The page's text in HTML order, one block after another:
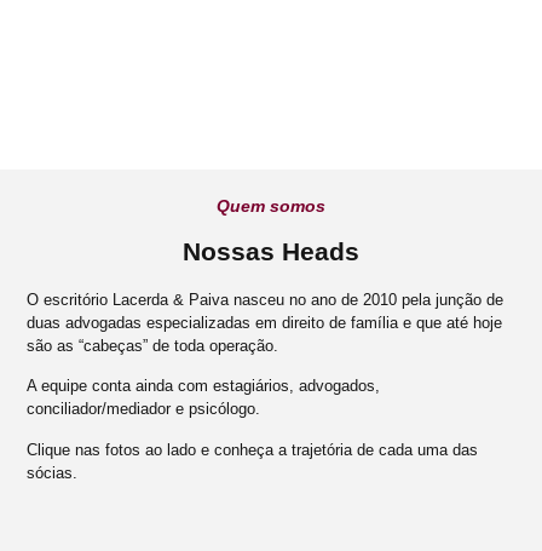
Quem somos
Nossas Heads
O escritório Lacerda & Paiva nasceu no ano de 2010 pela junção de
duas advogadas especializadas em direito de família e que até hoje
são as “cabeças” de toda operação.
A equipe conta ainda com estagiários, advogados,
conciliador/mediador e psicólogo.
Clique nas fotos ao lado e conheça a trajetória de cada uma das
sócias.